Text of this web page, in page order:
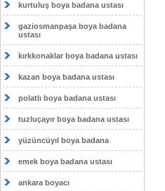
kurtuluş boya badana ustası
gaziosmanpaşa boya badana
ustası
kırkkonaklar boya badana ustası
kazan boya badana ustası
polatlı boya badana ustası
tuzluçayır boya badana ustası
yüzüncüyıl boya badana
emek boya badana ustası
ankara boyacı